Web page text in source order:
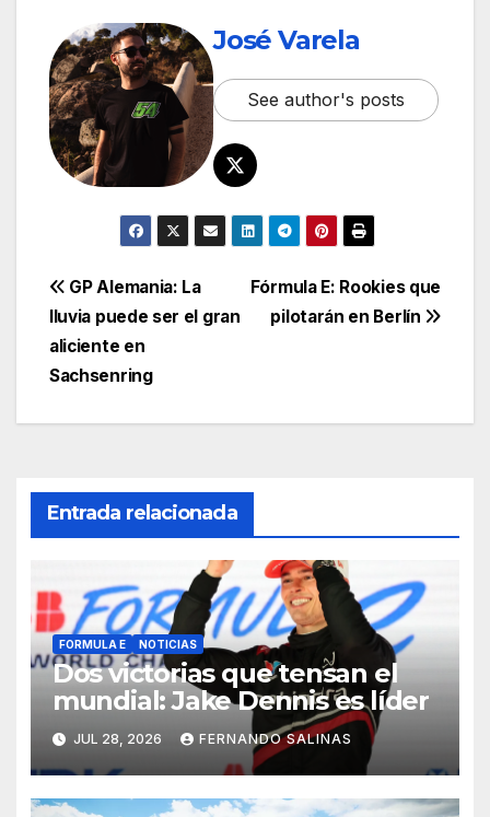
José Varela
See author's posts
Fórmula E: Rookies que
pilotarán en Berlín
GP Alemania: La
lluvia puede ser el gran
aliciente en
Sachsenring
Entrada relacionada
FORMULA E NOTICIAS
Dos victorias que tensan el
mundial: Jake Dennis es líder
JUL 28, 2026 FERNANDO SALINAS